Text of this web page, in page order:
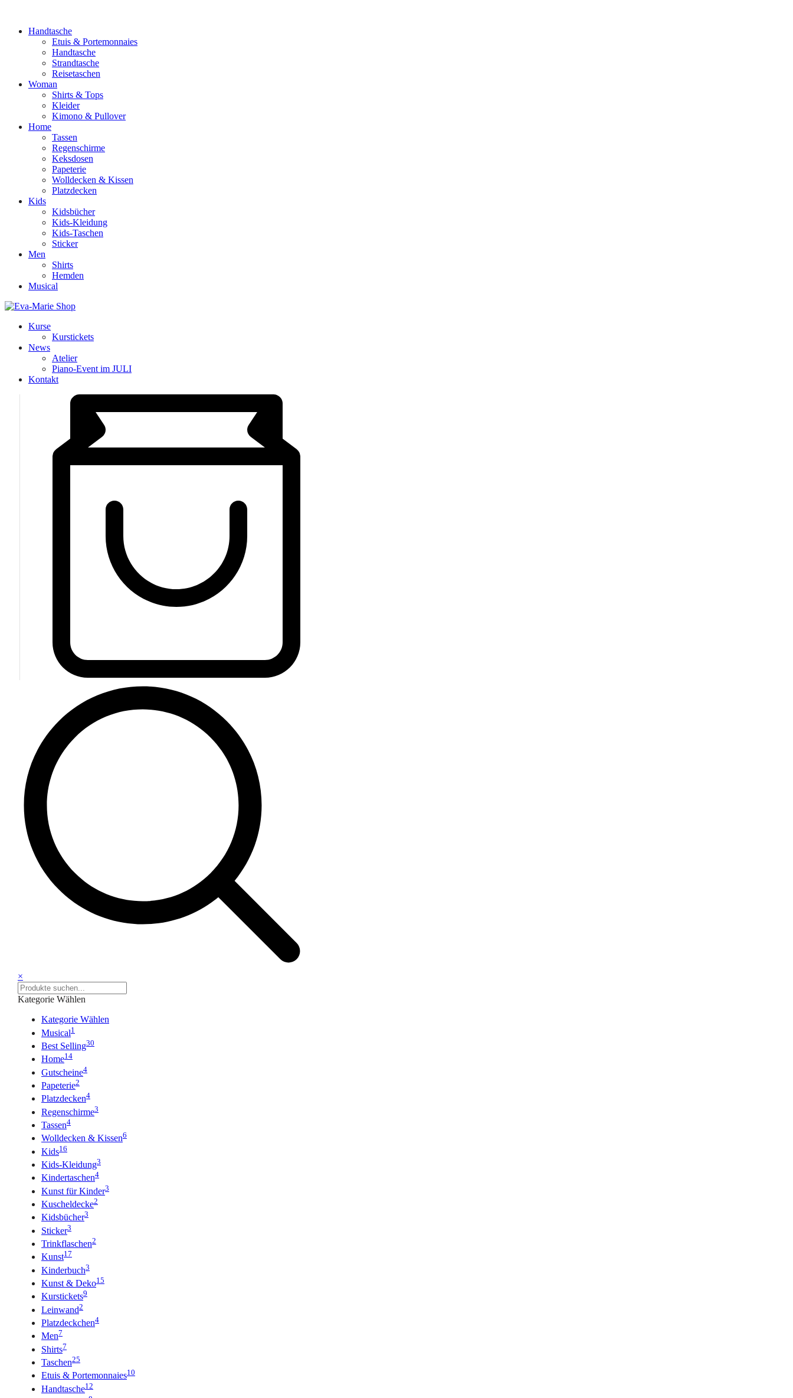
Handtasche
Etuis & Portemonnaies
Handtasche
Strandtasche
Reisetaschen
Woman
Shirts & Tops
Kleider
Kimono & Pullover
Home
Tassen
Regenschirme
Keksdosen
Papeterie
Wolldecken & Kissen
Platzdecken
Kids
Kidsbücher
Kids-Kleidung
Kids-Taschen
Sticker
Men
Shirts
Hemden
Musical
Kurse
Kurstickets
News
Atelier
Piano-Event im JULI
Kontakt
×
Kategorie Wählen
Kategorie Wählen
Musical1
Best Selling30
Home14
Gutscheine4
Papeterie2
Platzdecken4
Regenschirme3
Tassen4
Wolldecken & Kissen6
Kids16
Kids-Kleidung3
Kindertaschen4
Kunst für Kinder3
Kuscheldecke2
Kidsbücher3
Sticker3
Trinkflaschen2
Kunst17
Kinderbuch3
Kunst & Deko15
Kurstickets9
Leinwand2
Platzdeckchen4
Men7
Shirts7
Taschen25
Etuis & Portemonnaies10
Handtasche12